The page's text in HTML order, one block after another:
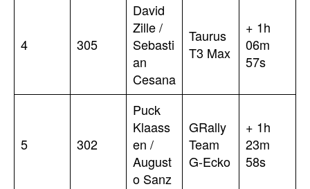
4 305
David
Zille /
Sebasti
an
Cesana
Taurus
T3 Max
+ 1h
06m
57s
5 302
Puck
Klaass
en /
August
o Sanz
GRally
Team
G-Ecko
+ 1h
23m
58s